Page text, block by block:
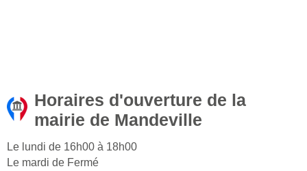
Horaires d'ouverture de la
mairie de Mandeville
Le lundi de 16h00 à 18h00
Le mardi de Fermé